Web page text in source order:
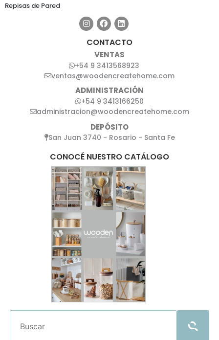
Repisas de Pared
CONTACTO
VENTAS
+54 9 3413568923
ventas@woodencreatehome.com
ADMINISTRACIÓN
+54 9 3413166250
administracion@woodencreatehome.com
DEPÓSITO
San Juan 3740 - Rosario - Santa Fe
CONOCÉ NUESTRO CATÁLOGO